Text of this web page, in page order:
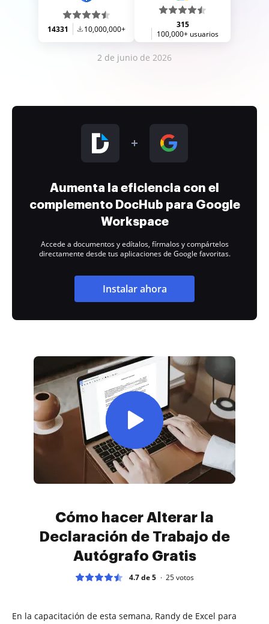
14331 10,000,000+
315
100,000+ usuarios
2 de junio de 2026
Aumenta la eficiencia con el
complemento DocHub para Google
Workspace
Accede a documentos y edítalos, fírmalos y compártelos
directamente desde tus aplicaciones de Google favoritas.
Instalar ahora
Cómo hacer Alterar la
Declaración de Trabajo de
Autógrafo Gratis
4.7 de 5 25votos
En la capacitación de esta semana, Randy de Excel para